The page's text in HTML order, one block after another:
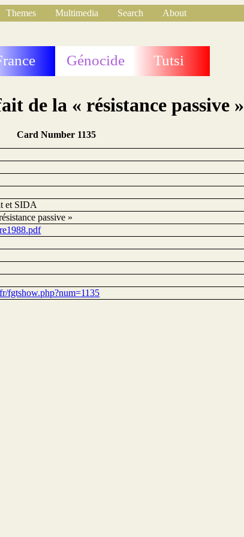
Themes Multimedia Search
About
Génocide Tutsi
de la « résistance passive »
Card Number 1135
et SIDA
passive »
fgtshow.php?num=1135